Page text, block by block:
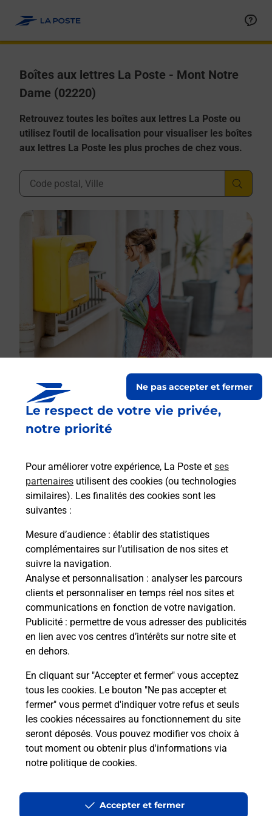
Le respect de votre vie privée,
notre priorité
Pour améliorer votre expérience, La Poste et ses
partenaires utilisent des cookies (ou technologies
similaires). Les finalités des cookies sont les
suivantes :
Mesure d’audience : établir des statistiques
complémentaires sur l’utilisation de nos sites et
suivre la navigation.
Analyse et personnalisation : analyser les parcours
clients et personnaliser en temps réel nos sites et
communications en fonction de votre navigation.
Publicité : permettre de vous adresser des publicités
en lien avec vos centres d’intérêts sur notre site et
en dehors.
En cliquant sur "Accepter et fermer" vous acceptez
tous les cookies. Le bouton "Ne pas accepter et
fermer" vous permet d'indiquer votre refus et seuls
les cookies nécessaires au fonctionnement du site
seront déposés. Vous pouvez modifier vos choix à
tout moment ou obtenir plus d'informations via
notre politique de cookies.
Ne pas accepter et fermer
Accepter et fermer
Boîtes aux lettres La Poste - Mont Notre
Dame (02220)
Retrouvez toutes les boîtes aux lettres La Poste ou
utilisez l'outil de localisation pour visualiser les boîtes
aux lettres La Poste les plus proches de chez vous.
Ville, Département, Code Postal
Boîte aux lettres La Poste
23 Rue De La Chesnee
02220 Mont Notre Dame
Le lien s'ouvre dans un nouvel onglet
Boîte aux lettres La Poste
Collecte du courrier aujourd'hui à 08h30
2 Rue D Aumale
02220 Mont Notre Dame
Le lien s'ouvre dans un nouvel onglet
Localiser Liste Boîtes aux lettres Aisne Mont Notre Dame
Accessibilité : partiellement conforme